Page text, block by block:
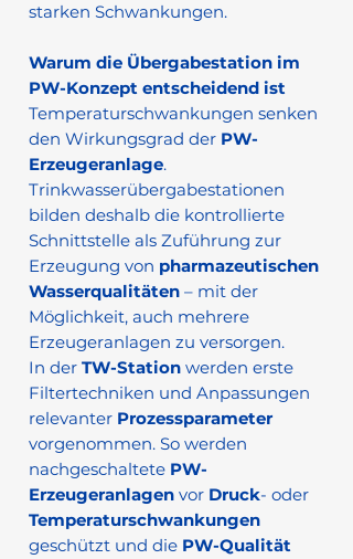
starken Schwankungen.
Warum die Übergabestation im
PW-Konzept entscheidend ist
Temperaturschwankungen senken
den Wirkungsgrad der PW-
Erzeugeranlage.
Trinkwasserübergabestationen
bilden deshalb die kontrollierte
Schnittstelle als Zuführung zur
Erzeugung von pharmazeutischen
Wasserqualitäten – mit der
Möglichkeit, auch mehrere
Erzeugeranlagen zu versorgen.
In der TW-Station werden erste
Filtertechniken und Anpassungen
relevanter Prozessparameter
vorgenommen. So werden
nachgeschaltete PW-
Erzeugeranlagen vor Druck- oder
Temperaturschwankungen
geschützt und die PW-Qualität